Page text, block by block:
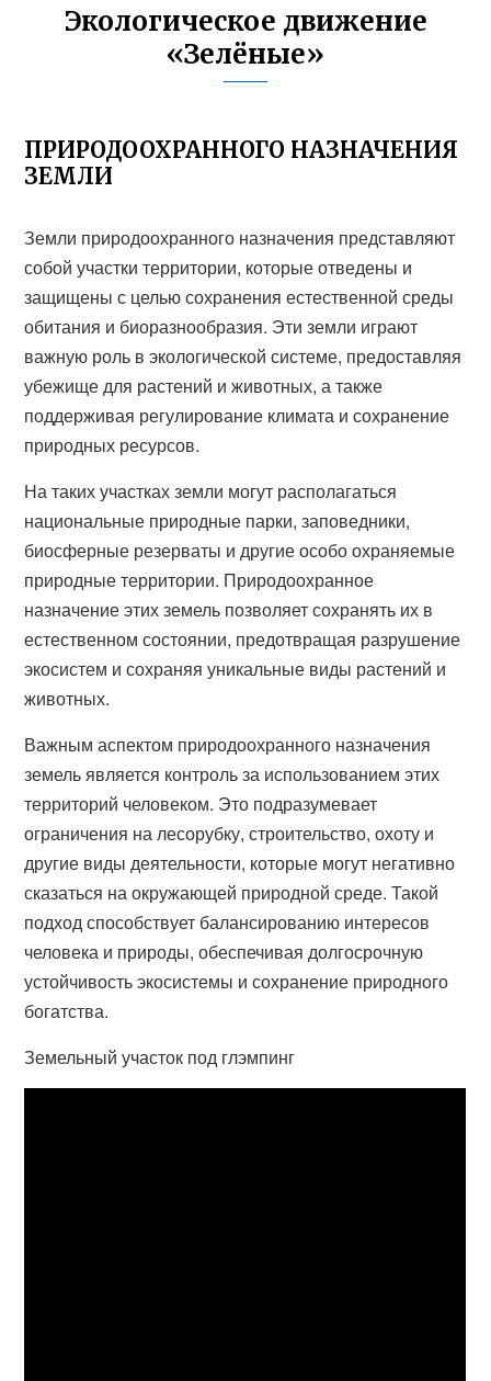
Экологическое движение
«Зелёные»
ПРИРОДООХРАННОГО НАЗНАЧЕНИЯ
ЗЕМЛИ
Земли природоохранного назначения представляют
собой участки территории, которые отведены и
защищены с целью сохранения естественной среды
обитания и биоразнообразия. Эти земли играют
важную роль в экологической системе, предоставляя
убежище для растений и животных, а также
поддерживая регулирование климата и сохранение
природных ресурсов.
На таких участках земли могут располагаться
национальные природные парки, заповедники,
биосферные резерваты и другие особо охраняемые
природные территории. Природоохранное
назначение этих земель позволяет сохранять их в
естественном состоянии, предотвращая разрушение
экосистем и сохраняя уникальные виды растений и
животных.
Важным аспектом природоохранного назначения
земель является контроль за использованием этих
территорий человеком. Это подразумевает
ограничения на лесорубку, строительство, охоту и
другие виды деятельности, которые могут негативно
сказаться на окружающей природной среде. Такой
подход способствует балансированию интересов
человека и природы, обеспечивая долгосрочную
устойчивость экосистемы и сохранение природного
богатства.
Земельный участок под глэмпинг